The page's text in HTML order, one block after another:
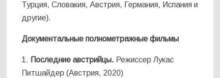
Турция, Словакия, Австрия, Германия, Испания и
другие).
Документальные полнометражные фильмы
1. Последние австрийцы. Режиссер Лукас
Питшайдер (Австрия, 2020)